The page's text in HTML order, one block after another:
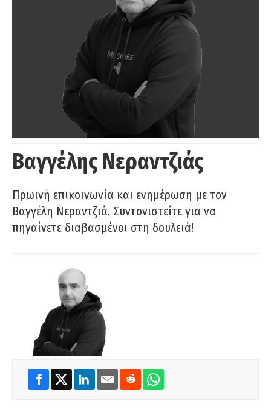
Βαγγέλης Νεραντζιάς
Πρωινή επικοινωνία και ενημέρωση με τον
Βαγγέλη Νεραντζιά. Συντονιστείτε για να
πηγαίνετε διαβασμένοι στη δουλειά!